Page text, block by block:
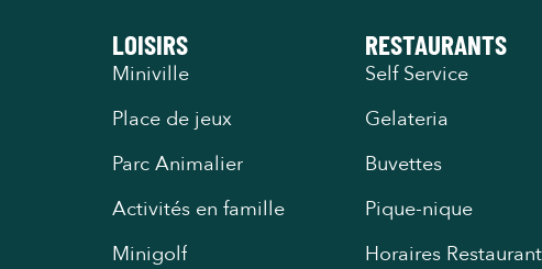
LOISIRS
Miniville
Place de jeux
Parc Animalier
Activités en famille
Minigolf
RESTAURANTS
Self Service
Gelateria
Buvettes
Pique-nique
Horaires